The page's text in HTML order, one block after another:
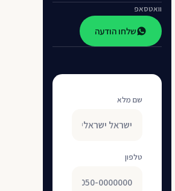
וואטסאפ
שלחו הודעה
שם מלא
טלפון